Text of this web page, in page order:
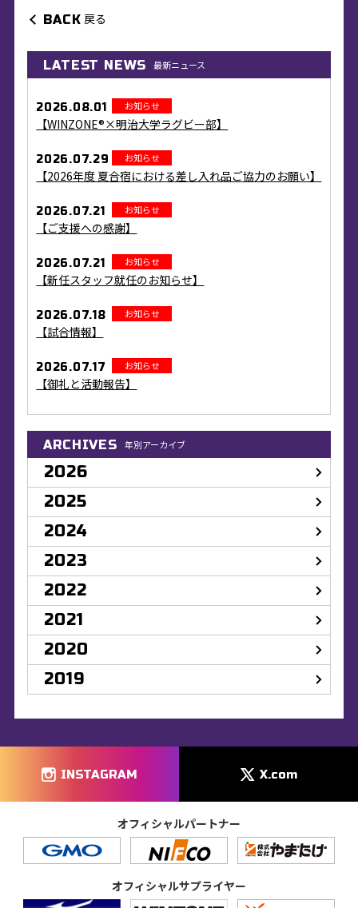
BACK 戻る
LATEST NEWS 最新ニュース
2026.08.01 お知らせ
【WINZONE®×明治大学ラグビー部】
2026.07.29 お知らせ
【2026年度 夏合宿における差し入れ品ご協力のお願い】
2026.07.21 お知らせ
【ご支援への感謝】
2026.07.21 お知らせ
【新任スタッフ就任のお知らせ】
2026.07.18 お知らせ
【試合情報】
2026.07.17 お知らせ
【御礼と活動報告】
ARCHIVES 年別アーカイブ
2026
2025
2024
2023
2022
2021
2020
2019
INSTAGRAM X.com
オフィシャルパートナー
オフィシャルサプライヤー